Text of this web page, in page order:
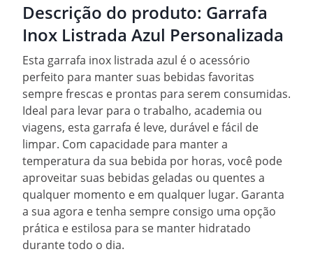
Descrição do produto: Garrafa
Inox Listrada Azul Personalizada
Esta garrafa inox listrada azul é o acessório
perfeito para manter suas bebidas favoritas
sempre frescas e prontas para serem consumidas.
Ideal para levar para o trabalho, academia ou
viagens, esta garrafa é leve, durável e fácil de
limpar. Com capacidade para manter a
temperatura da sua bebida por horas, você pode
aproveitar suas bebidas geladas ou quentes a
qualquer momento e em qualquer lugar. Garanta
a sua agora e tenha sempre consigo uma opção
prática e estilosa para se manter hidratado
durante todo o dia.